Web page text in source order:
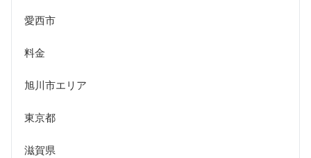
愛西市
料金
旭川市エリア
東京都
滋賀県